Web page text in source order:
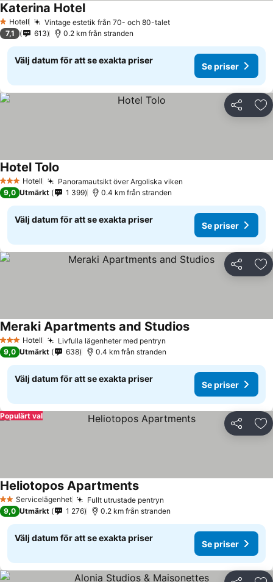
1 Stjärnor
Hotell Vintage estetik från 70- och 80-taletSe priser
Katerina HotelSe priser
7,1 613 0.2 km från stranden
Välj datum för att se exakta priser
Se priser
Dela
3 StjärnorHotell Panoramautsikt över Argoliska viken
Hotel Tolo
9,0 Utmärkt 1 399 0.4 km från stranden
Välj datum för att se exakta priser
Se priser
Dela
3 StjärnorHotell Livfulla lägenheter med pentryn
Meraki Apartments and StudiosSe priser
9,0 Utmärkt 638 0.4 km från stranden
Välj datum för att se exakta priser
Se priser
Dela
Populärt val
2 StjärnorServicelägenhet Fullt utrustade pentryn
Heliotopos ApartmentsSe priser
9,0 Utmärkt 1 276 0.2 km från stranden
Välj datum för att se exakta priser
Se priser